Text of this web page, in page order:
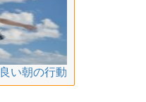
い朝の行動